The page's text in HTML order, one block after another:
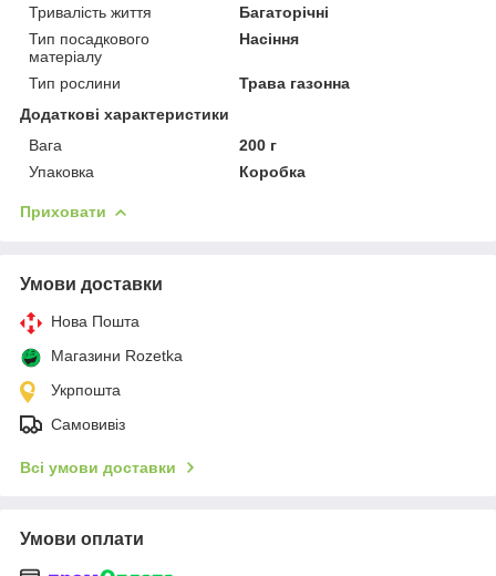
Тривалість життя
Багаторічні
Тип посадкового
матеріалу
Насіння
Тип рослини
Трава газонна
Додаткові характеристики
Вага
200 г
Упаковка
Коробка
Приховати
Умови доставки
Нова Пошта
Магазини Rozetka
Укрпошта
Самовивіз
Всі умови доставки
Умови оплати